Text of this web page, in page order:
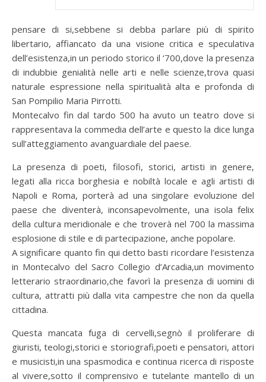
pensare di si,sebbene si debba parlare più di spirito
libertario, affiancato da una visione critica e speculativa
dell’esistenza,in un periodo storico il ‘700,dove la presenza
di indubbie genialità nelle arti e nelle scienze,trova quasi
naturale espressione nella spiritualità alta e profonda di
San Pompilio Maria Pirrotti.
Montecalvo fin dal tardo 500 ha avuto un teatro dove si
rappresentava la commedia dell’arte e questo la dice lunga
sull’atteggiamento avanguardiale del paese.
La presenza di poeti, filosofi, storici, artisti in genere,
legati alla ricca borghesia e nobiltà locale e agli artisti di
Napoli e Roma, porterà ad una singolare evoluzione del
paese che diventerà, inconsapevolmente, una isola felix
della cultura meridionale e che troverà nel 700 la massima
esplosione di stile e di partecipazione, anche popolare.
A significare quanto fin qui detto basti ricordare l’esistenza
in Montecalvo del Sacro Collegio d’Arcadia,un movimento
letterario straordinario,che favorì la presenza di uomini di
cultura, attratti più dalla vita campestre che non da quella
cittadina.
Questa mancata fuga di cervelli,segnò il proliferare di
giuristi, teologi,storici e storiografi,poeti e pensatori, attori
e musicisti,in una spasmodica e continua ricerca di risposte
al vivere,sotto il comprensivo e tutelante mantello di un